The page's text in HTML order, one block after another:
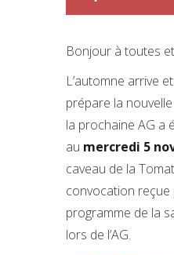
Bonjour à toutes
L’automne arrive
prépare la
la prochaine AG a
au mercredi 5
caveau de la
convocation reçue
programme de la
lors de l’AG.